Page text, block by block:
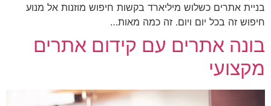
בניית אתרים כשלוש מיליארד בקשות חיפוש מוזנות אל מנוע
חיפוש זה בכל יום ויום. זה כמה מאות…
בונה אתרים עם קידום אתרים
מקצועי